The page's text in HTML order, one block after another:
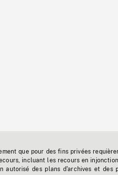
que pour des fins privées
incluant les recours en
autorisé des plans d'archives et des